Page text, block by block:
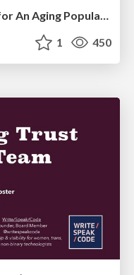
Leveraging Curiosity to Care for An Aging Population
1 450